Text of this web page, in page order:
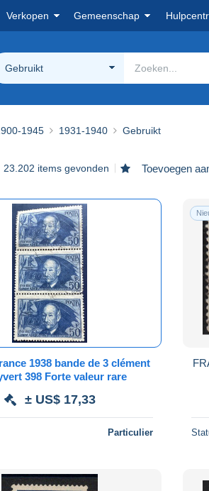
Verkopen Gemeenschap
Gebruikt
1945 1931-1940 Gebruikt
23.202 items gevonden Toevoegen
1938 bande de 3 clément
398 Forte valeur rare
± US$ 17,33
Particulier